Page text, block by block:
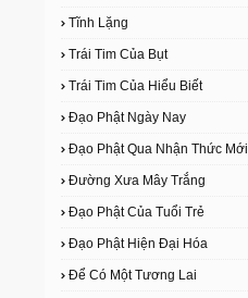
Tĩnh Lặng
Trái Tim Của Bụt
Trái Tim Của Hiểu Biết
Đạo Phật Ngày Nay
Đạo Phật Qua Nhận Thức Mới
Đường Xưa Mây Trắng
Đạo Phật Của Tuổi Trẻ
Đạo Phật Hiện Đại Hóa
Để Có Một Tương Lai